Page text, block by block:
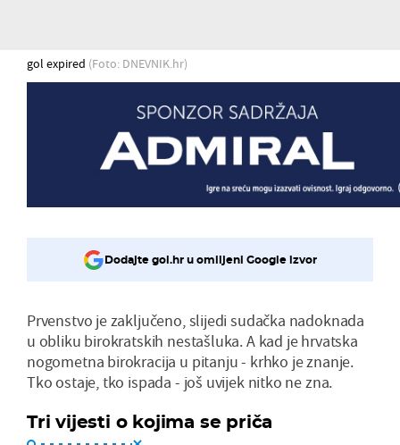
gol expired (Foto: DNEVNIK.hr)
Dodajte gol.hr u omiljeni Google izvor
Prvenstvo je zaključeno, slijedi sudačka nadoknada
u obliku birokratskih nestašluka. A kad je hrvatska
nogometna birokracija u pitanju - krhko je znanje.
Tko ostaje, tko ispada - još uvijek nitko ne zna.
Tri vijesti o kojima se priča